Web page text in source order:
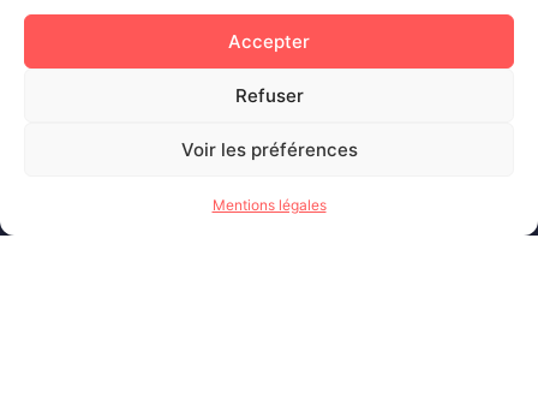
Accepter
Refuser
Voir les préférences
Mentions légales
Nos partenaires
Une offre de services à la carte